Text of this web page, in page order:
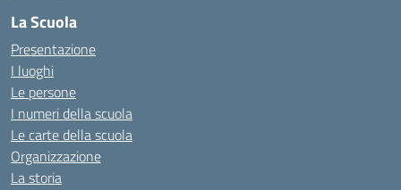
La Scuola
Presentazione
I luoghi
Le persone
I numeri della scuola
Le carte della scuola
Organizzazione
La storia